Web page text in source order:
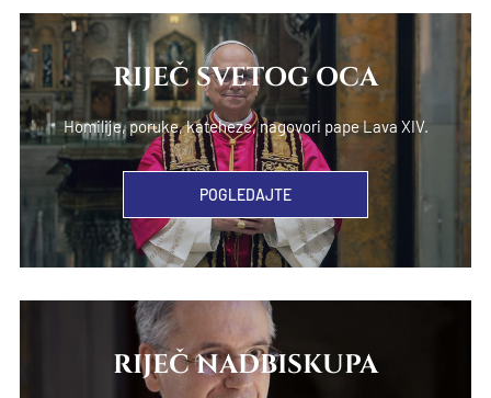
RIJEČ SVETOG OCA
Homilije, poruke, kateheze, nagovori pape Lava XIV.
POGLEDAJTE
RIJEČ NADBISKUPA